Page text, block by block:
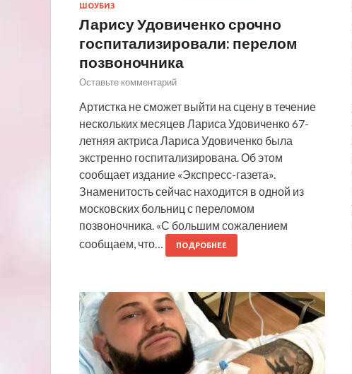
ШОУБИЗ
Ларису Удовиченко срочно
госпитализировали: перелом
позвоночника
Оставьте комментарий
Артистка не сможет выйти на сцену в течение
нескольких месяцев Лариса Удовиченко 67-
летняя актриса Лариса Удовиченко была
экстренно госпитализирована. Об этом
сообщает издание «Экспресс-газета».
Знаменитость сейчас находится в одной из
московских больниц с переломом
позвоночника. «С большим сожалением
сообщаем, что…
ПОДРОБНЕЕ